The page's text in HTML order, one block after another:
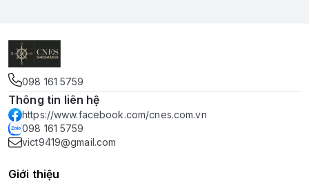
098 161 5759
Thông tin liên hệ
https://www.facebook.com/cnes.com.vn
098 161 5759
vict9419@gmail.com
Giới thiệu